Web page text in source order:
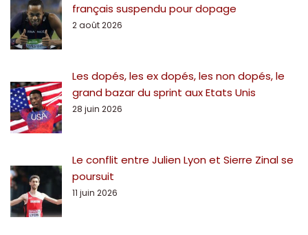
français suspendu pour dopage
2 août 2026
Les dopés, les ex dopés, les non dopés, le
grand bazar du sprint aux Etats Unis
28 juin 2026
Le conflit entre Julien Lyon et Sierre Zinal se
poursuit
11 juin 2026